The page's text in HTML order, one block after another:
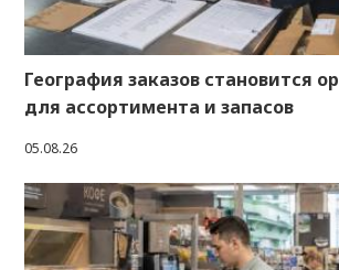
География заказов становится
для ассортимента и запасов
05.08.26